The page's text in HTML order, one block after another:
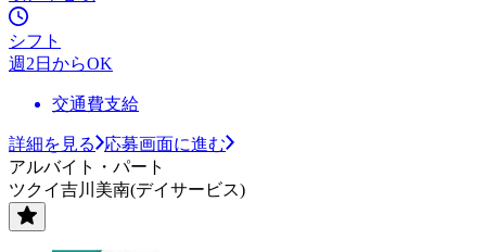
シフト
週2日からOK
交通費支給
詳細を見る
応募画面に進む
アルバイト・パート
ツクイ吉川美南(デイサービス)